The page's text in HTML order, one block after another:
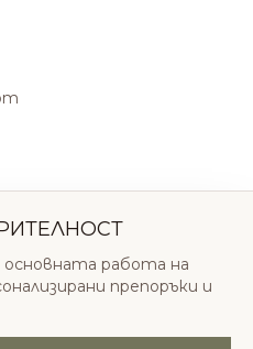
основната работа на
препоръки и